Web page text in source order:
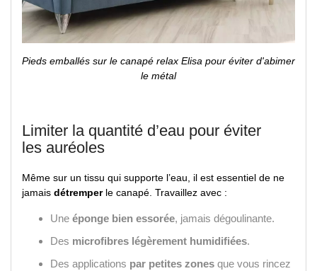
Pieds emballés sur le canapé relax Elisa pour éviter d'abimer
le métal
Limiter la quantité d’eau pour éviter
les auréoles
Même sur un tissu qui supporte l’eau, il est essentiel de ne
jamais détremperle canapé. Travaillez avec :
Une éponge bien essorée, jamais dégoulinante.
Des microfibres légèrement humidifiées.
Des applications par petites zones que vous rincez